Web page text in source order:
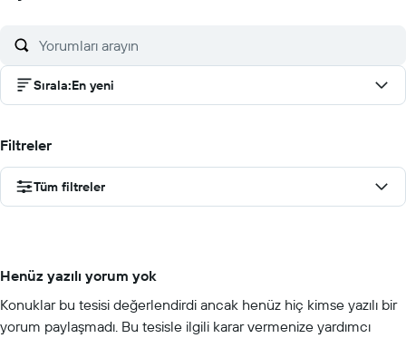
Sırala:En yeni
Filtreler
Tüm filtreler
Henüz yazılı yorum yok
Konuklar bu tesisi değerlendirdi ancak henüz hiç kimse yazılı bir
yorum paylaşmadı. Bu tesisle ilgili karar vermenize yardımcı